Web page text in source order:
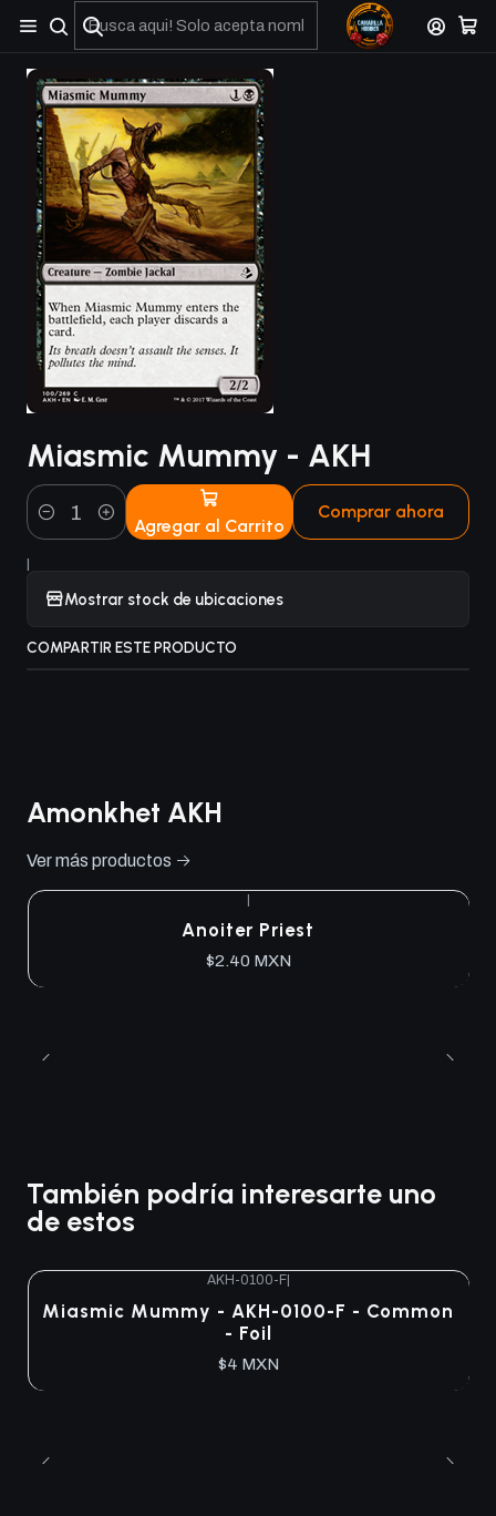
No olviden reportar sus depositos y transferencias por Whatsapp
Miasmic Mummy - AKH
Cantidad Agregar al Carrito
Comprar ahora
|
Mostrar stock de ubicaciones
COMPARTIR ESTE PRODUCTO
Amonkhet AKH
Ver más productos
Anoiter Priest
$2.40 MXN
También podría interesarte uno
de estos
AKH-0100-F|
Miasmic Mummy - AKH-0100-F - Common
- Foil
$4 MXN